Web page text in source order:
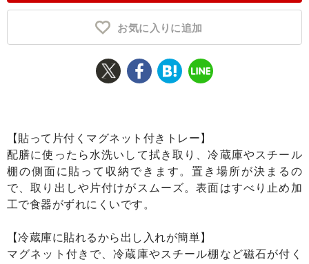
お気に入りに追加
【貼って片付くマグネット付きトレー】
配膳に使ったら水洗いして拭き取り、冷蔵庫やスチール
棚の側面に貼って収納できます。置き場所が決まるの
で、取り出しや片付けがスムーズ。表面はすべり止め加
工で食器がずれにくいです。
【冷蔵庫に貼れるから出し入れが簡単】
マグネット付きで、冷蔵庫やスチール棚など磁石が付く